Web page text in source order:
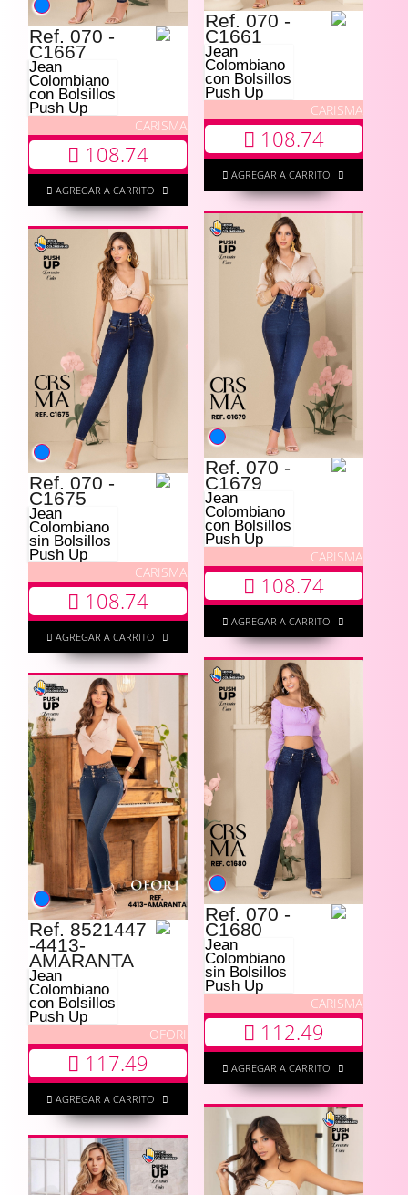
Ref. 070 -
C1661
Jean
Colombiano
con Bolsillos
Push Up
CARISMA
108.74
AGREGAR A CARRITO
Ref. 070 -
C1667
Jean
Colombiano
con Bolsillos
Push Up
CARISMA
108.74
AGREGAR A CARRITO
Ref. 070 -
C1679
Jean
Colombiano
con Bolsillos
Push Up
CARISMA
108.74
AGREGAR A CARRITO
Ref. 070 -
C1675
Jean
Colombiano
sin Bolsillos
Push Up
CARISMA
108.74
AGREGAR A CARRITO
Ref. 070 -
C1680
Jean
Colombiano
sin Bolsillos
Push Up
CARISMA
112.49
AGREGAR A CARRITO
Ref. 8521447
-4413-
AMARANTA
Jean
Colombiano
con Bolsillos
Push Up
OFORI
117.49
AGREGAR A CARRITO